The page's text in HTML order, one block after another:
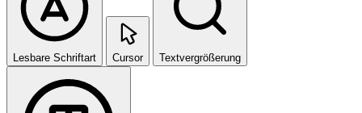
Lesbare Schriftart Cursor Textvergrößerung